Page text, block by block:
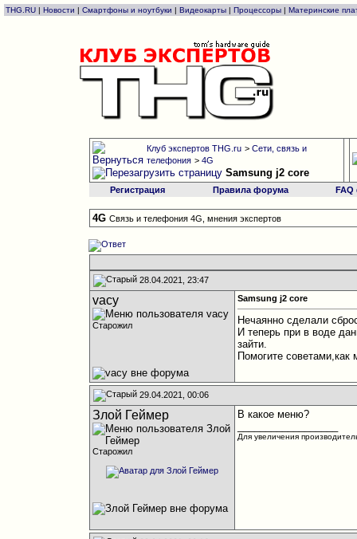
THG.RU | Новости | Смартфоны и ноутбуки | Видеокарты | Процессоры | Материнские
Клуб экспертов THG.ru > Сети, связь и
телефония > 4G
Samsung j2 core
Регистрация Правила форума
4G Связь и телефония 4G, мнения экспертов
28.04.2021, 23:47
vacy
Старожил
Samsung j2 core
Нечаянно сделали
И теперь при в воде
зайти.
Помогите
29.04.2021, 00:06
Злой Геймер
Старожил
В какое меню?
Для увеличения